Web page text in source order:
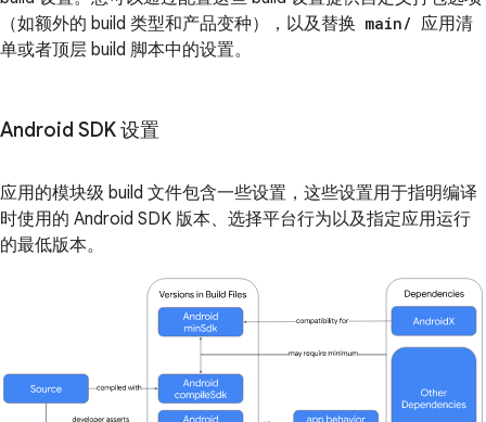
（如额外的 build 类型和产品变种），以及替换 main/ 应用清
单或者顶层 build 脚本中的设置。
Android SDK 设置
应用的模块级 build 文件包含一些设置，这些设置用于指明编译
时使用的 Android SDK 版本、选择平台行为以及指定应用运行
的最低版本。